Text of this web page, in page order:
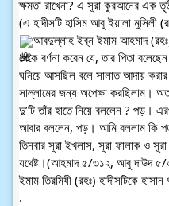
ক্ষমতা রাখেনা? এ সূরা কুরআনের এক
(এ হাদীসটি হাসিম আবু ইয়ালা মুসিলী
আবদুল্লাহ ইব্‌ন ইমাম আহমাদ (রহঃ) মুয়ায ইবন আবদুল্লাহ ইবন খুবাইব (রহঃ)
থেকে বর্ণনা করেন যে, তার পিতা
ঘনিয়ে আসছিল বলে সালাত আদায়
সাল্লামের জন্য অপেক্ষা করছিলাম।
দু’টি তাঁর হাতে নিয়ে বললেন ? পড়।
আবার বললেন, পড়। আমি বললাম কি
তিনবার সূরা ইখলাস, সূরা ফালাক ও
যথেষ্ট।(আহমাদ ৫/৩১২, আবু দাউদ
ইমাম তিরমিযী (রহঃ) হাদীসটিকে হাসান
.